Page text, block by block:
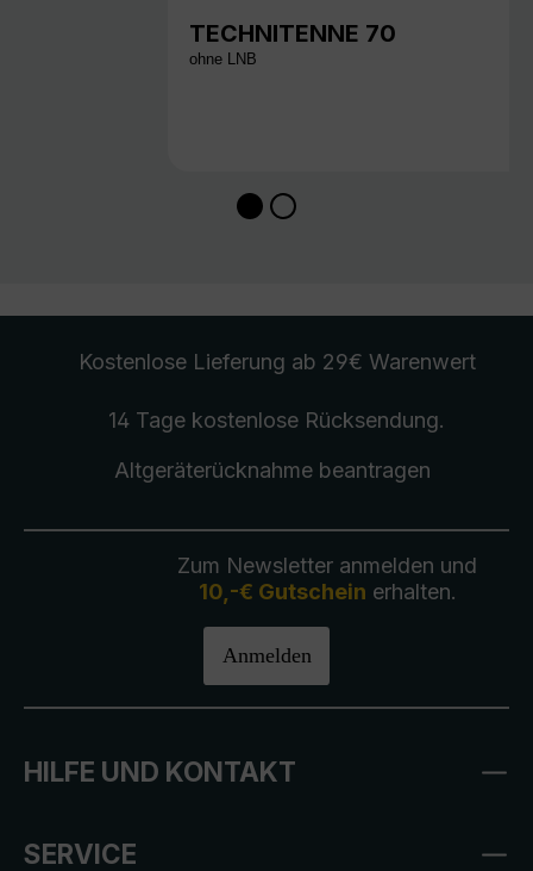
TECHNITENNE 70
ohne LNB
Kostenlose Lieferung ab 29€ Warenwert
14 Tage kostenlose Rücksendung.
Altgeräterücknahmebeantragen
Zum Newsletter anmelden und
10,-€ Gutschein erhalten.
Anmelden
HILFE UND KONTAKT
SERVICE